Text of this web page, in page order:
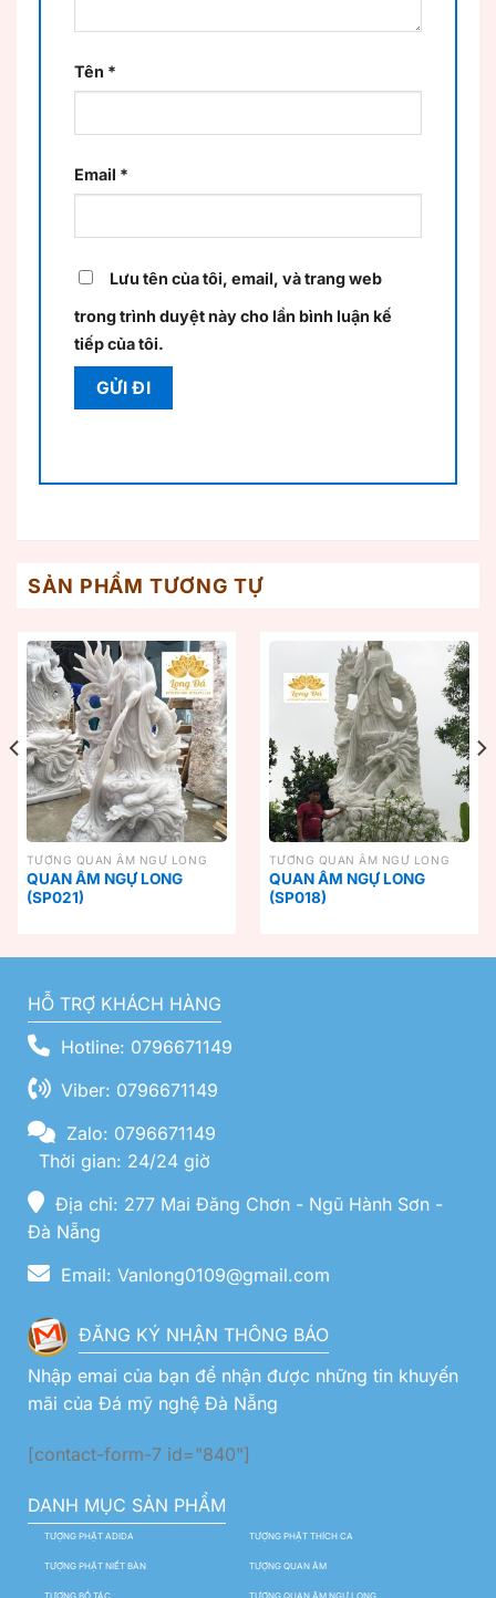
Tên *
Email *
Lưu tên của tôi, email, và trang web
trong trình duyệt này cho lần bình luận kế
tiếp của tôi.
SẢN PHẨM TƯƠNG TỰ
TƯỢNG QUAN ÂM NGỰ LONG
QUAN ÂM NGỰ LONG
(SP021)
TƯỢNG QUAN ÂM NGỰ LONG
QUAN ÂM NGỰ LONG
(SP018)
HỖ TRỢ KHÁCH HÀNG
Hotline: 0796671149
Viber: 0796671149
Zalo: 0796671149
Thời gian: 24/24 giờ
Địa chỉ: 277 Mai Đăng Chơn - Ngũ Hành Sơn -
Đà Nẵng
Email: Vanlong0109@gmail.com
ĐĂNG KÝ NHẬN THÔNG BÁO
Nhập emai của bạn để nhận được những tin khuyến
mãi của Đá mỹ nghệ Đà Nẵng
[contact-form-7 id="840"]
DANH MỤC SẢN PHẨM
TƯỢNG PHẬT ADIDA TƯỢNG PHẬT THÍCH CA
TƯỢNG PHẬT NIẾT BÀN TƯỢNG QUAN ÂM
TƯỢNG BỒ TÁC TƯỢNG QUAN ÂM NGỰ LONG